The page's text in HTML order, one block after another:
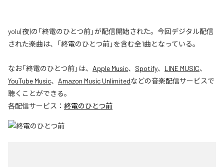
yolu(夜)の「終電のひとつ前」が配信開始された。今回デジタル配信
された楽曲は、「終電のひとつ前」を含む全1曲となっている。
なお「終電のひとつ前」は、 Apple Music、 Spotify、 LINE MUSIC、
YouTube Music、 Amazon Music Unlimitedなどの音楽配信サービスで
聴くことができる。
各配信サービス： 終電のひとつ前